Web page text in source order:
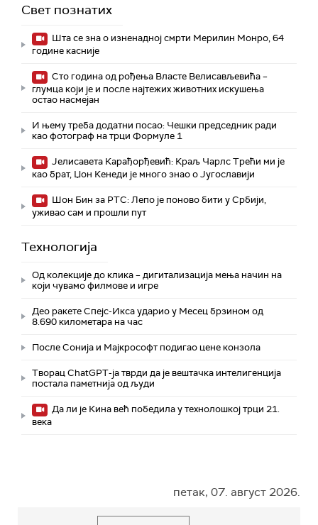
Свет познатих
Шта се зна о изненадној смрти Мерилин Монро, 64
године касније
Сто година од рођења Власте Велисављевића –
глумца који је и после најтежих животних искушења
остао насмејан
И њему треба додатни посао: Чешки председник ради
као фотограф на трци Формуле 1
Јелисавета Карађорђевић: Краљ Чарлс Трећи ми је
као брат, Џон Кенеди је много знао о Југославији
Шон Бин за РТС: Лепо је поново бити у Србији,
уживао сам и прошли пут
Технологијa
Од колекције до клика – дигитализација мења начин на
који чувамо филмове и игре
Део ракете Спејс-Икса ударио у Месец брзином од
8.690 километара на час
После Сонија и Мајкрософт подигао цене конзола
Творац ChatGPT-ја тврди да је вештачка интелигенција
постала паметнија од људи
Да ли је Кина већ победила у технолошкој трци 21.
века
петак, 07. август 2026.